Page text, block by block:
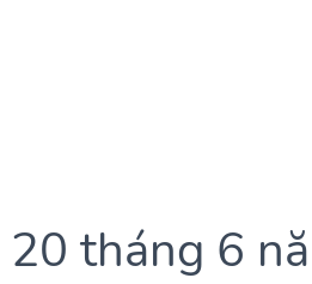
20 tháng 6